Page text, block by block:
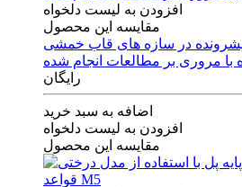
افزودن به لیست دلخواه
مقایسه این محصول
در سازه های قاب خمشی
با مروری بر مطالعات انجام شده
رایگان
اضافه به سبد خرید
افزودن به لیست دلخواه
مقایسه این محصول